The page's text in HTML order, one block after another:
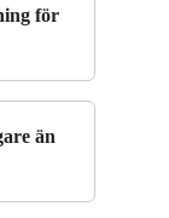
för
än